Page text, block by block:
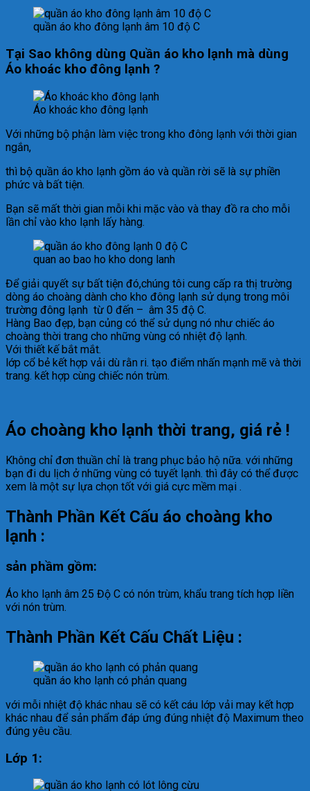
quần áo kho đông lạnh âm 10 độ C
Tại Sao không dùng Quần áo kho lạnh mà dùng
Áo khoác kho đông lạnh ?
Áo khoác kho đông lạnh
Với những bộ phận làm việc trong kho đông lạnh với thời gian
ngắn,
thì bộ quần áo kho lạnh gồm áo và quần rời sẽ là sự phiền
phức và bất tiện.
Bạn sẽ mất thời gian mỗi khi mặc vào và thay đồ ra cho mỗi
lần chỉ vào kho lạnh lấy hàng.
quan ao bao ho kho dong lanh
Để giải quyết sự bất tiện đó,chúng tôi cung cấp ra thị trường
dòng áo choàng dành cho kho đông lạnh sử dụng trong môi
trường đông lạnh từ 0 đến – âm 35 độ C.
Hàng Bao đẹp, bạn củng có thể sử dụng nó như chiếc áo
choàng thời trang cho những vùng có nhiệt độ lạnh.
Với thiết kế bắt mắt.
lớp cổ bẻ kết hợp vải dù rằn ri. tạo điểm nhấn mạnh mẽ và thời
trang. kết hợp cùng chiếc nón trùm.
Áo choàng kho lạnh thời trang, giá rẻ !
Không chỉ đơn thuần chỉ là trang phục bảo hộ nữa. với những
bạn đi du lịch ở những vùng có tuyết lạnh. thì đây có thể được
xem là một sự lựa chọn tốt với giá cực mềm mại .
Thành Phần Kết Cấu áo choàng kho
lạnh :
sản phầm gồm:
Áo kho lạnh âm 25 Độ C có nón trùm, khẩu trang tích hợp liền
với nón trùm.
Thành Phần Kết Cấu Chất Liệu :
quần áo kho lạnh có phản quang
với mỗi nhiệt độ khác nhau sẽ có kết cáu lớp vải may kết hợp
khác nhau để sản phẩm đáp ứng đúng nhiệt độ Maximum theo
đúng yêu cầu.
Lớp 1: